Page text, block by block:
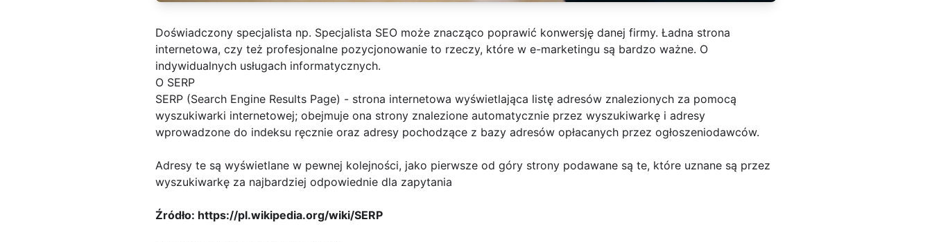
Doświadczony specjalista np. Specjalista SEO może znacząco poprawić konwersję danej firmy. Ładna strona
internetowa, czy też profesjonalne pozycjonowanie to rzeczy, które w e-marketingu są bardzo ważne. O
indywidualnych usługach informatycznych.
O SERP
SERP (Search Engine Results Page) - strona internetowa wyświetlająca listę adresów znalezionych za pomocą
wyszukiwarki internetowej; obejmuje ona strony znalezione automatycznie przez wyszukiwarkę i adresy
wprowadzone do indeksu ręcznie oraz adresy pochodzące z bazy adresów opłacanych przez ogłoszeniodawców.
Adresy te są wyświetlane w pewnej kolejności, jako pierwsze od góry strony podawane są te, które uznane są przez
wyszukiwarkę za najbardziej odpowiednie dla zapytania
Źródło: https://pl.wikipedia.org/wiki/SERP